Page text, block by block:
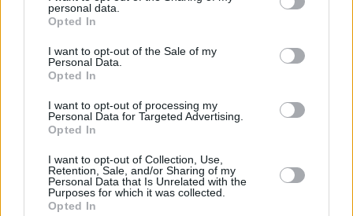
grant or deny consent to Google and its third-party tags to
use your data for below specified purposes in below Google
consent section.
personal data.
Opted In
I want to opt-out of the Sale of my
Personal Data.
Opted In
I want to opt-out of processing my
Personal Data for Targeted Advertising.
Opted In
I want to opt-out of Collection, Use,
Retention, Sale, and/or Sharing of my
Personal Data that Is Unrelated with the
Purposes for which it was collected.
Opted In
11.05.2022, 17:17